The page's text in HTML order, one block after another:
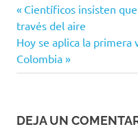
Contraindicaciones
Coronavirus
COVID-
Favipiravir
Navegación
de
entradas
Entrada
anterior:
Científicos insisten
través del aire
Siguiente
entrada:
Hoy se aplica la primera
Colombia
DEJA UN